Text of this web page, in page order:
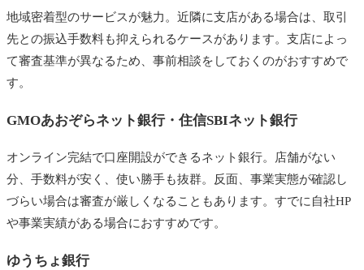
地域密着型のサービスが魅力。近隣に支店がある場合は、取引
先との振込手数料も抑えられるケースがあります。支店によっ
て審査基準が異なるため、事前相談をしておくのがおすすめで
す。
GMOあおぞらネット銀行・住信SBIネット銀行
オンライン完結で口座開設ができるネット銀行。店舗がない
分、手数料が安く、使い勝手も抜群。反面、事業実態が確認し
づらい場合は審査が厳しくなることもあります。すでに自社HP
や事業実績がある場合におすすめです。
ゆうちょ銀行